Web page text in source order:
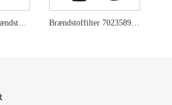
Krydsreference brændstoffilterelement 423-8524